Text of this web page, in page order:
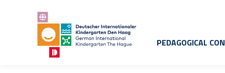
PEDAGOGICAL